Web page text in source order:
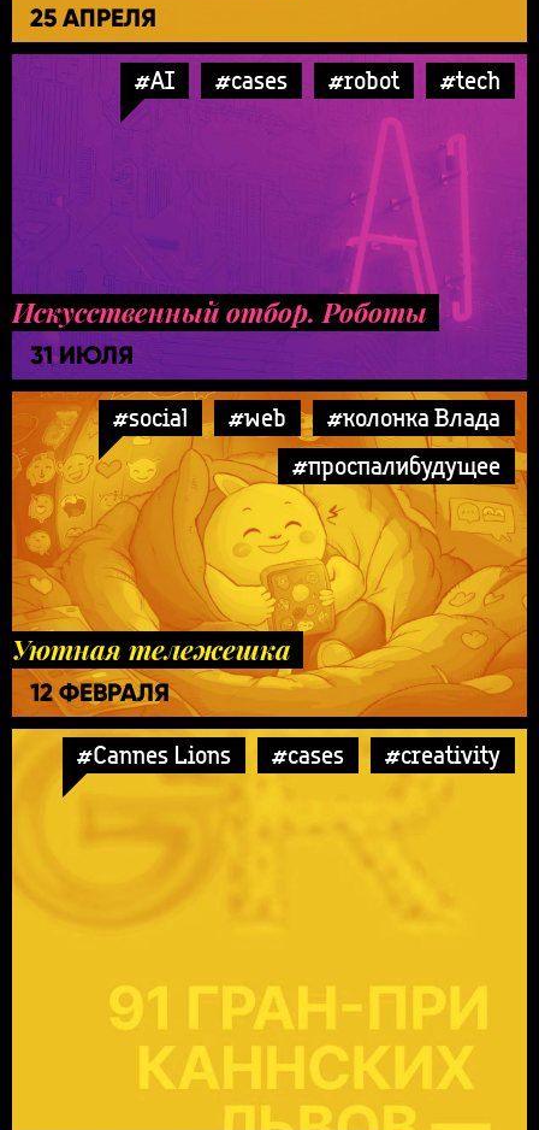
25 АПРЕЛЯ
#AI #cases #robot #tech
Искусственный отбор. Роботы
31 ИЮЛЯ
#social #web
#колонка Влада
#проспалибудущее
Уютная тележешка
12 ФЕВРАЛЯ
#Cannes Lions #cases #creativity